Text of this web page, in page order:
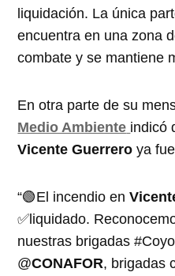
liquidación. La única
encuentra en una zona
combate y se mantiene
En otra parte de su
Medio Ambiente indicó
Vicente Guerrero ya
“🟢El incendio en
✅liquidado.
nuestras brigadas
@CONAFOR, brigadas